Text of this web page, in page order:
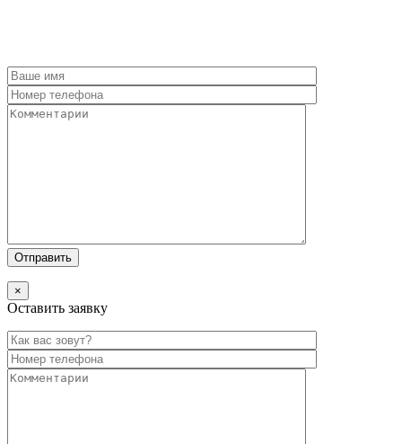
×
Оставить заявку